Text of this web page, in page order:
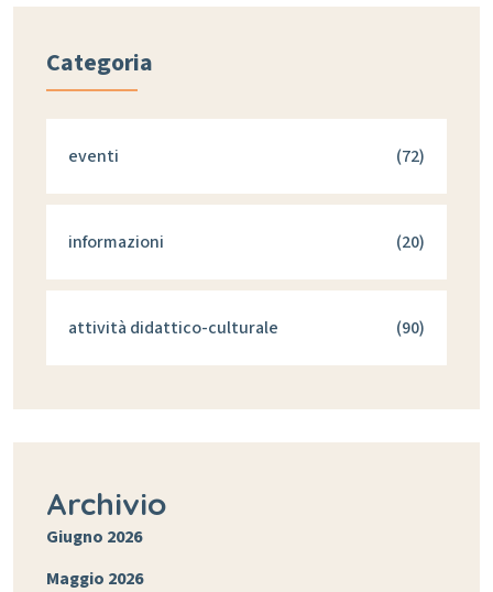
Categoria
eventi (72)
informazioni (20)
attività didattico-culturale (90)
Archivio
Giugno 2026
Maggio 2026